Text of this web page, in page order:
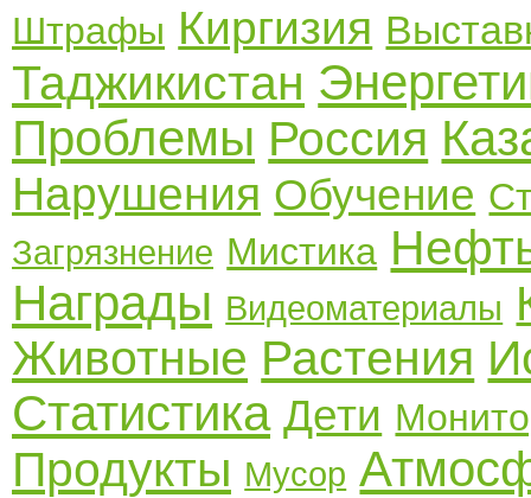
Штрафы Киргизия
Таджикистан
Проблемы Россия
Нарушения Обучение
Загрязнение Мистика
Награды Видеоматериалы
Животные Растения
Статистика Дети
Продукты Мусор